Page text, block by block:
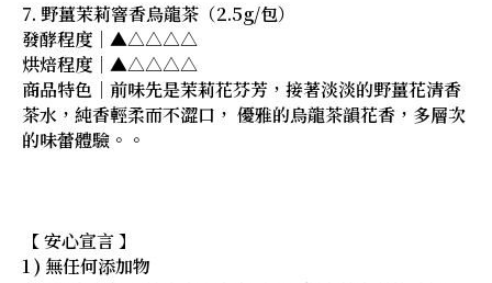
7. 野薑茉莉窨香烏龍茶（2.5g/包）
發酵程度｜▲△△△△
烘焙程度｜▲△△△△
商品特色｜前味先是茉莉花芬芳，接著淡淡的野薑花清香
茶水，純香輕柔而不澀口， 優雅的烏龍茶韻花香，多層次
的味蕾體驗。。
【 安心宣言 】
1 ) 無任何添加物